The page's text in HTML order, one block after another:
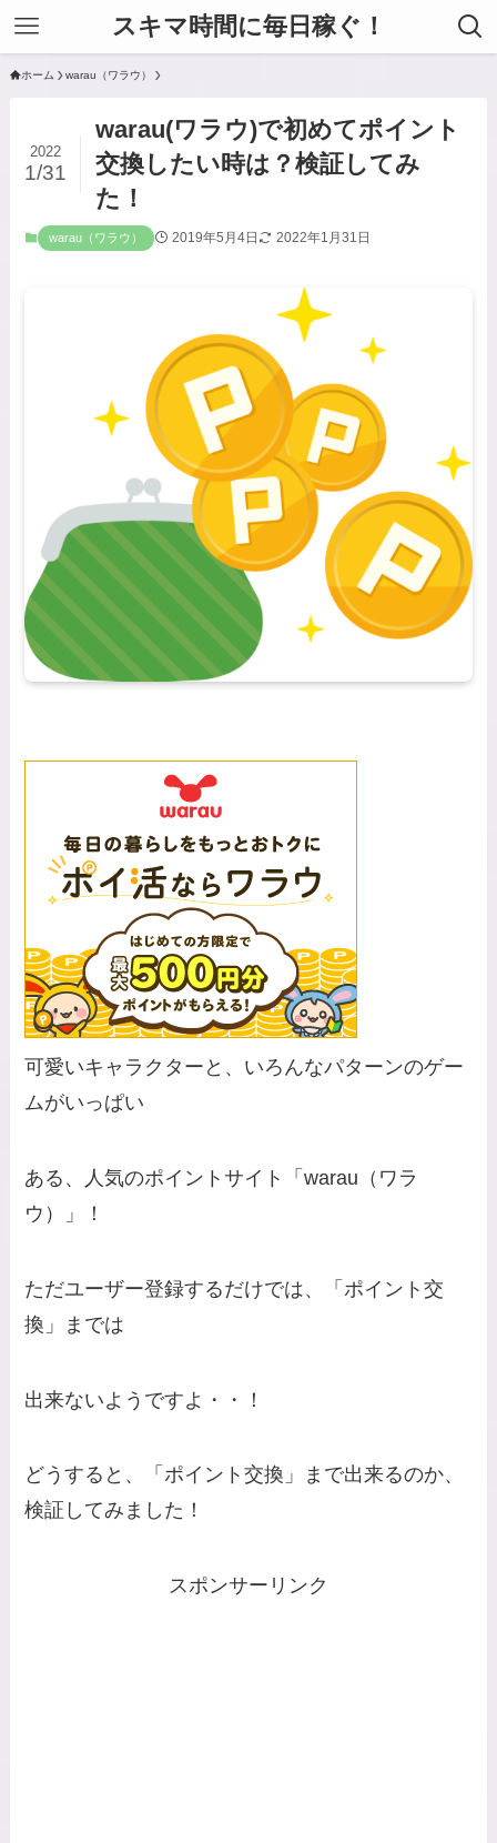
スキマ時間に毎日稼ぐ！
ホーム warau（ワラウ）
warau(ワラウ)で初めてポイント
交換したい時は？検証してみ
た！
2022
1/31
warau（ワラウ） 2019年5月4日 2022年1月31日
可愛いキャラクターと、いろんなパターンのゲー
ムがいっぱい
ある、人気のポイントサイト「warau（ワラ
ウ）」！
ただユーザー登録するだけでは、「ポイント交
換」までは
出来ないようですよ・・！
どうすると、「ポイント交換」まで出来るのか、
検証してみました！
スポンサーリンク